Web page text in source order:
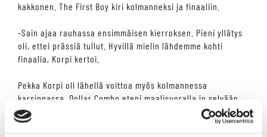
kakkonen. The First Boy kiri kolmanneksi ja finaaliin.
-Sain ajaa rauhassa ensimmäisen kierroksen. Pieni yllätys
oli, ettei prässiä tullut. Hyvillä mielin lähdemme kohti
finaalia, Korpi kertoi.
Pekka Korpi oli lähellä voittoa myös kolmannessa
karsinnassa. Dollar Combo eteni maalisuoralla jo selvään
johtoon, mutta laukka toi hylkäyksen. Keulassa ravannut
Centodieci tuli kakkosena maaliin ja nousi voittajaksi.